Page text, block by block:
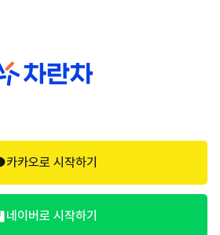
카카오로 시작하기
네이버로 시작하기